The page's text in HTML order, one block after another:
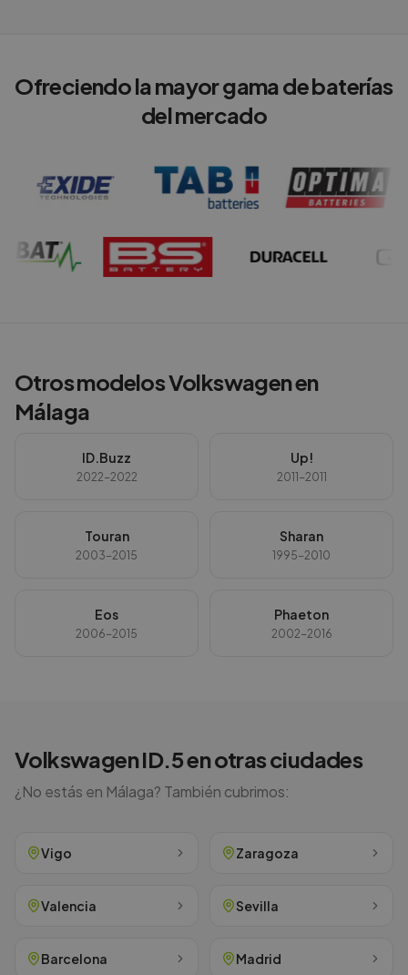
Ofreciendo la mayor gama de baterías
del mercado
Otros modelosVolkswagenen
Málaga
ID.Buzz
2022-2022
Up!
2011-2011
Touran
2003-2015
Sharan
1995-2010
Eos
2006-2015
Phaeton
2002-2016
VolkswagenID.5en otras ciudades
¿No estás en Málaga? También cubrimos:
Vigo Zaragoza
Valencia Sevilla
Barcelona Madrid